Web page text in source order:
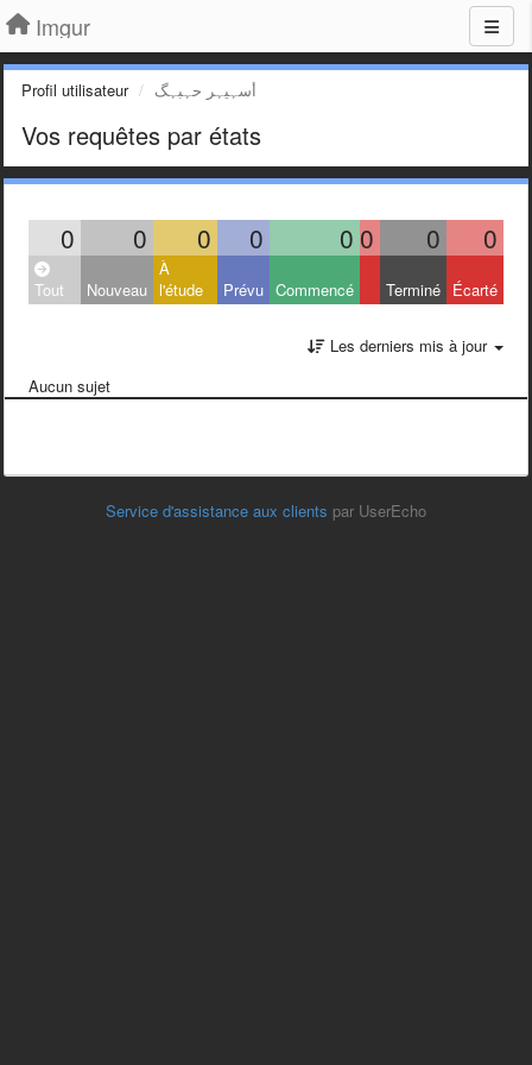
Imgur
Profil utilisateur أسہيہر حہبہگ
Vos requêtes par états
0 0 0 0 0 0 0 0
Tout Nouveau
À
l'étude
Prévu Commencé Terminé Écarté
Les derniers mis à jour
Aucun sujet
Service d'assistance aux clients par UserEcho